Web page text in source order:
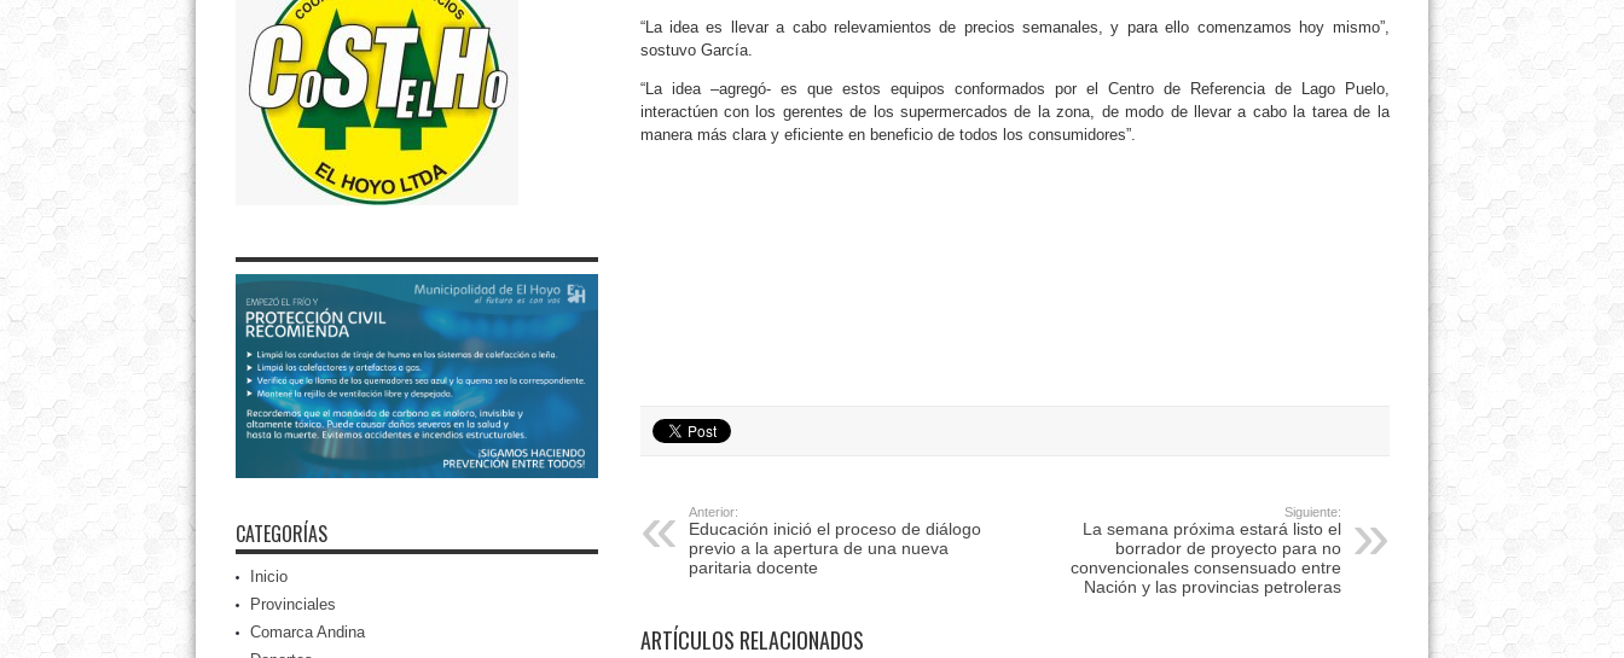
“La idea es llevar a cabo relevamientos de precios semanales, y para ello comenzamos hoy mismo”,
sostuvo García.
“La idea –agregó- es que estos equipos conformados por el Centro de Referencia de Lago Puelo,
interactúen con los gerentes de los supermercados de la zona, de modo de llevar a cabo la tarea de la
manera más clara y eficiente en beneficio de todos los consumidores”.
Anterior:
Educación inició el proceso de diálogo
previo a la apertura de una nueva
paritaria docente
Siguiente:
La semana próxima estará listo el
borrador de proyecto para no
convencionales consensuado entre
Nación y las provincias petroleras
ARTÍCULOS RELACIONADOS
CATEGORÍAS
Inicio
Provinciales
Comarca Andina